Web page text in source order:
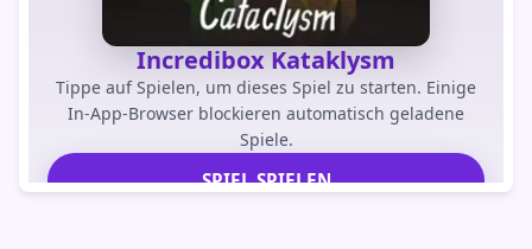
Incredibox Kataklysm
Tippe auf Spielen, um dieses Spiel zu starten. Einige
In-App-Browser blockieren automatisch geladene
Spiele.
SPIEL SPIELEN